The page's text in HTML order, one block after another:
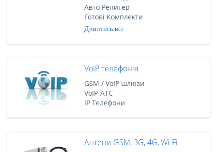
Авто Репитер
Готові Комплекти
Дивитись всі
VoIP телефонія
GSM / VoIP шлюзи
VoIP-АТС
IP Телефони
Антени GSM, 3G, 4G, Wi-Fi